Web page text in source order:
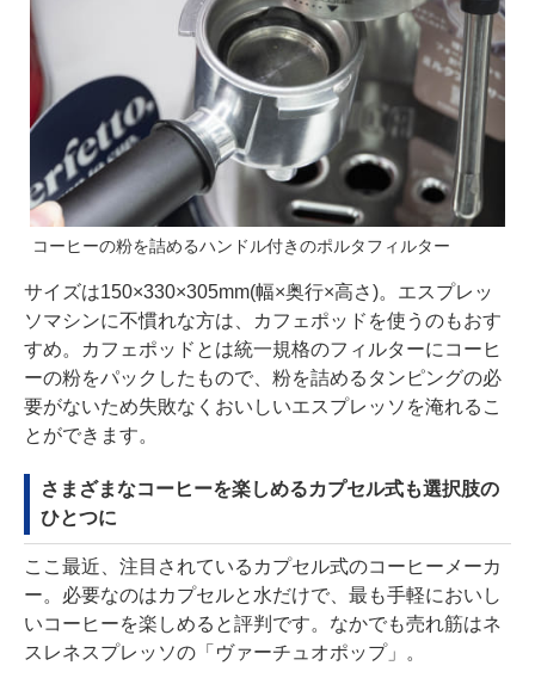
コーヒーの粉を詰めるハンドル付きのポルタフィルター
サイズは150×330×305mm(幅×奥行×高さ)。エスプレッ
ソマシンに不慣れな方は、カフェポッドを使うのもおす
すめ。カフェポッドとは統一規格のフィルターにコーヒ
ーの粉をパックしたもので、粉を詰めるタンピングの必
要がないため失敗なくおいしいエスプレッソを淹れるこ
とができます。
さまざまなコーヒーを楽しめるカプセル式も選択肢の
ひとつに
ここ最近、注目されているカプセル式のコーヒーメーカ
ー。必要なのはカプセルと水だけで、最も手軽においし
いコーヒーを楽しめると評判です。なかでも売れ筋はネ
スレネスプレッソの「ヴァーチュオポップ」。